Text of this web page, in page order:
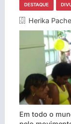
DESTAQUE
Herika
Em todo o